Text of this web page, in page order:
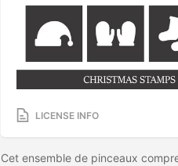
LICENSE INFO
Cet ensemble de pinceaux